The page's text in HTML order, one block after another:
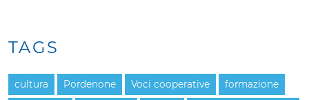
TAGS
cultura Pordenone Voci cooperative formazione